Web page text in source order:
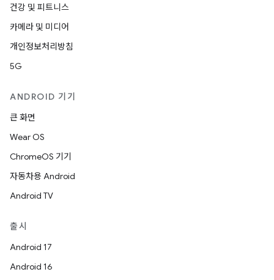
건강 및 피트니스
카메라 및 미디어
개인정보처리방침
5G
ANDROID 기기
큰 화면
Wear OS
ChromeOS 기기
자동차용 Android
Android TV
출시
Android 17
Android 16